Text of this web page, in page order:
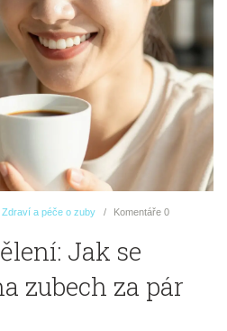
Zdraví a péče o zuby Komentáře 0
Jak se
zubech za pár